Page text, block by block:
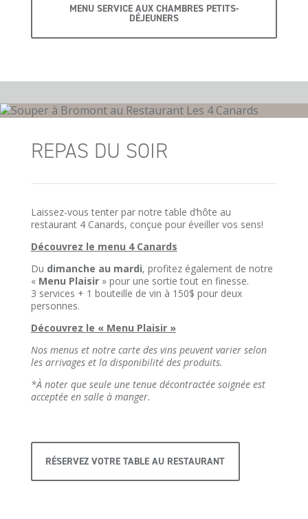
MENU SERVICE AUX CHAMBRES PETITS-
DÉJEUNERS
REPAS DU SOIR
Laissez-vous tenter par notre table d’hôte au
restaurant 4 Canards, conçue pour éveiller vos sens!
Découvrez le menu 4 Canards
Du dimanche au mardi, profitez également de notre
« Menu Plaisir» pour une sortie tout en finesse.
3 services + 1 bouteille de vin à 150$ pour deux
personnes.
Découvrez le « Menu Plaisir »
Nos menus et notre carte des vins peuvent varier selon
les arrivages et la disponibilité des produits.
*À noter que seule une tenue décontractée soignée est
acceptée en salle à manger.
RÉSERVEZ VOTRE TABLE AU RESTAURANT